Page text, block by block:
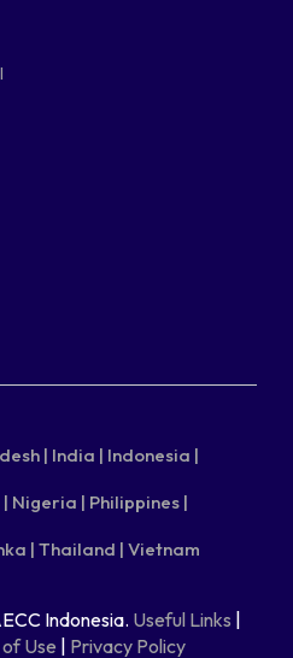
| India | Indonesia |
Nigeria | Philippines |
| Thailand | Vietnam
Indonesia. Useful Links |
Use | Privacy Policy